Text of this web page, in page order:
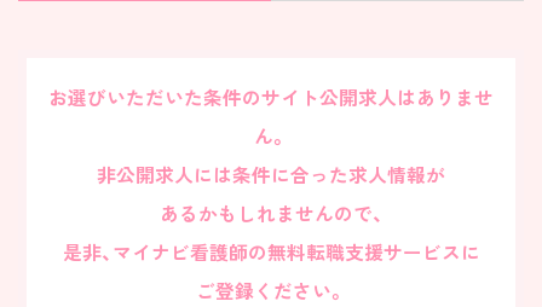
お選びいただいた条件のサイト公開求人はありませ
ん。
非公開求人には条件に合った求人情報が
あるかもしれませんので、
是非、マイナビ看護師の無料転職支援サービスに
ご登録ください。